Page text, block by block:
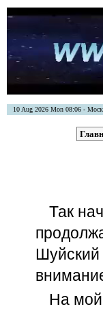
10 Aug 2026 Mon 08:06 -
Так
Шуйский
На мой